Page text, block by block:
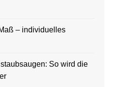
– individuelles
So wird die